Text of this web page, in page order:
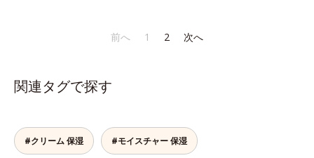
ハリ感のあるなめらかな肌を叶えま
与え若々しい印象*3 首のうるおい
ケアとして*4 ナイアシンアミド
であること(*2)を業界で初めて発見
の乾燥・テカリへのケアはそのまま
に、肌荒れ・ニキビ予防など“今”の
ローチする進化を遂げました。うる
おいを逃しやすい男性肌に着目し、
ケア(*1)する、オルビスの頭皮ケア
得できる、褒められ髪をご体感くだ
さい。*1 年齢に応じたお手入れの
前へ 1 2 次へ
関連タグで探す
#クリーム 保湿 #モイスチャー 保湿